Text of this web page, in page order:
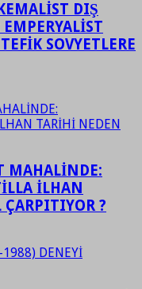
DIŞ
SOVYETLERE
MAHALİNDE:
İLHAN
?